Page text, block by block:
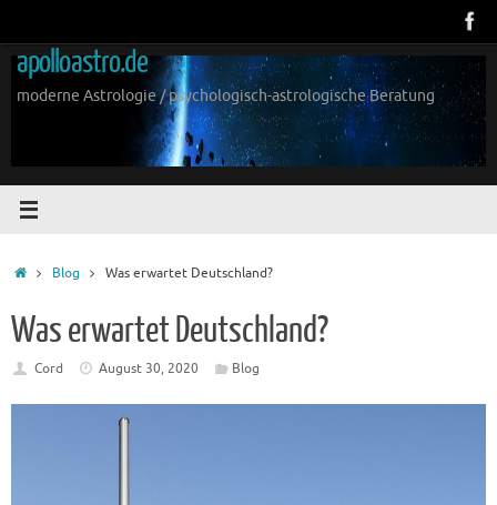
springen
apolloastro.de
moderne Astrologie / psychologisch-astrologische Beratung
StartBlog Was erwartet Deutschland?
Was erwartet Deutschland?
Cord August 30, 2020 Blog